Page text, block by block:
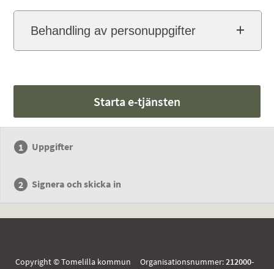
Behandling av personuppgifter
Starta e-tjänsten
Uppgifter
Signera och skicka in
Copyright © Tomelilla kommun Organisationsnummer:212000-